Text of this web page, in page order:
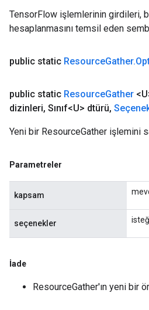
TensorFlow işlemlerinin girdileri,
hesaplanmasını temsil eden
public static ResourceGather.
public static ResourceGather
dizinleri, Sınıf<U> dtürü,
Yeni bir ResourceGather işlemini
Parametreler
kapsam
seçenekler
İade
ResourceGather'ın yeni bir